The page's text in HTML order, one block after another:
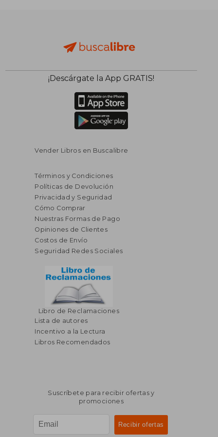
¡Descárgate la App GRATIS!
Vender Libros en Buscalibre
Términos y Condiciones
Políticas de Devolución
Privacidad y Seguridad
Cómo Comprar
Nuestras Formas de Pago
Opiniones de Clientes
Costos de Envío
Seguridad Redes Sociales
Libro de Reclamaciones
Lista de autores
Incentivo a la Lectura
Libros Recomendados
Suscríbete para recibir ofertas y
promociones